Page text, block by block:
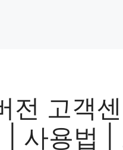
전 고객
| 사용법 |